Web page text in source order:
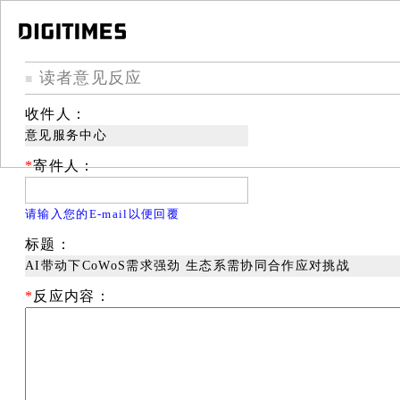
■ 读者意见反应
收件人：
意见服务中心
*寄件人：
请输入您的E-mail以便回覆
标题：
AI带动下CoWoS需求强劲 生态系需协同合作应对挑战
* 反应内容：